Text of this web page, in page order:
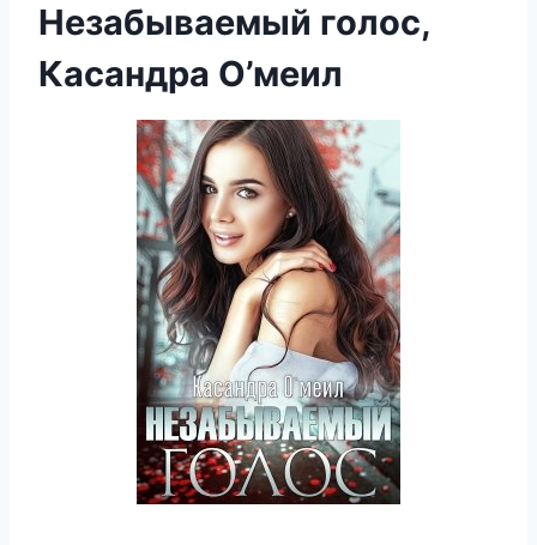
Незабываемый голос,
Касандра О’меил